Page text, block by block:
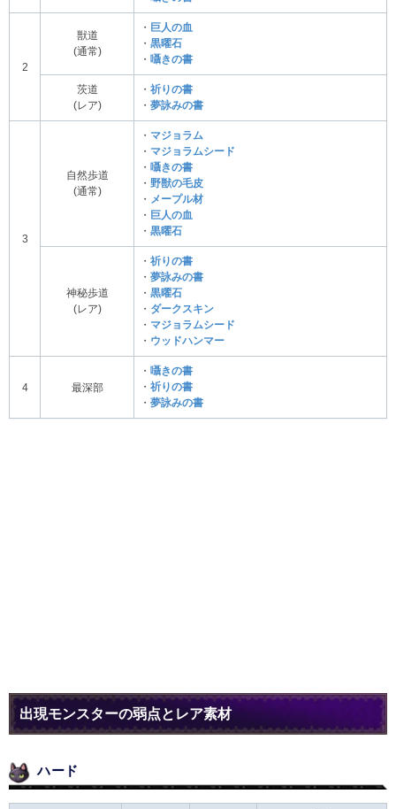
2
獣道
(通常)
・ 巨人の血
・ 黒曜石
・ 囁きの書
茨道
(レア)
・ 祈りの書
・ 夢詠みの書
3
自然歩道
(通常)
・ マジョラム
・ マジョラムシード
・ 囁きの書
・ 野獣の毛皮
・
メープル材
・ 巨人の血
・ 黒曜石
神秘歩道
(レア)
・ 祈りの書
・ 夢詠みの書
・ 黒曜石
・ ダークスキン
・ マジョラムシード
・ ウッドハンマー
4 最深部
・ 囁きの書
・ 祈りの書
・ 夢詠みの書
出現モンスターの弱点とレア素材
ハード